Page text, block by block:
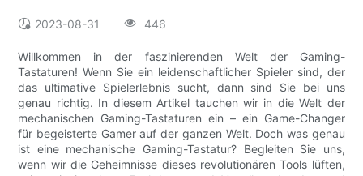
2023-08-31 446
Willkommen in der faszinierenden Welt der Gaming-
Tastaturen! Wenn Sie ein leidenschaftlicher Spieler sind, der
das ultimative Spielerlebnis sucht, dann sind Sie bei uns
genau richtig. In diesem Artikel tauchen wir in die Welt der
mechanischen Gaming-Tastaturen ein – ein Game-Changer
für begeisterte Gamer auf der ganzen Welt. Doch was genau
ist eine mechanische Gaming-Tastatur? Begleiten Sie uns,
wenn wir die Geheimnisse dieses revolutionären Tools lüften,